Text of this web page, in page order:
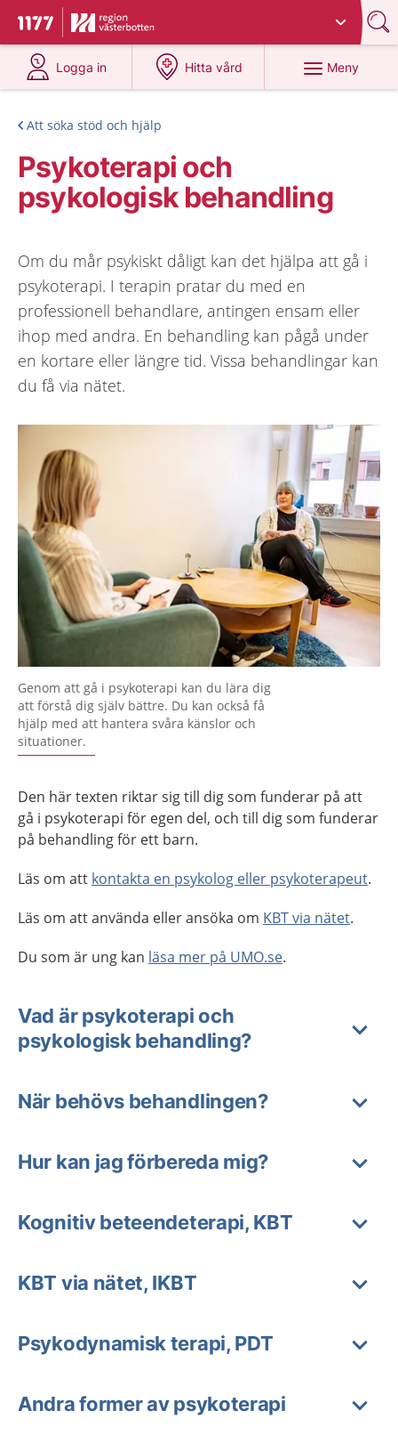
Till startsidan för 1177
Du har valt region
Logga in
på 1177.se
Hitta vård
på 1177.se
Meny
Att söka stöd och hjälp
Psykoterapi och
psykologisk behandling
Om du mår psykiskt dåligt kan det hjälpa att gå i
psykoterapi. I terapin pratar du med en
professionell behandlare, antingen ensam eller
ihop med andra. En behandling kan pågå under
en kortare eller längre tid. Vissa behandlingar kan
du få via nätet.
Genom att gå i psykoterapi kan du lära dig
att förstå dig själv bättre. Du kan också få
hjälp med att hantera svåra känslor och
situationer.
Den här texten riktar sig till dig som funderar på att
gå i psykoterapi för egen del, och till dig som funderar
på behandling för ett barn.
Läs om att kontakta en psykolog eller psykoterapeut.
Läs om att använda eller ansöka om KBT via nätet.
Du som är ung kan läsa mer på UMO.se.
Vad är psykoterapi och
psykologisk behandling?
När behövs behandlingen?
Hur kan jag förbereda mig?
Kognitiv beteendeterapi, KBT
KBT via nätet, IKBT
Psykodynamisk terapi, PDT
Andra former av psykoterapi